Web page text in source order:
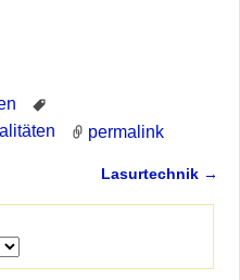
permalink
Lasurtechnik →